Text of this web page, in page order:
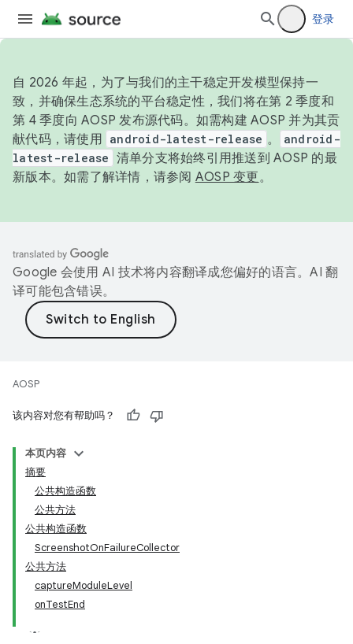
登录
自 2026 年起，为了与我们的主干稳定开发模型保持一
致，并确保生态系统的平台稳定性，我们将在第 2 季度和
第 4 季度向 AOSP 发布源代码。如需构建 AOSP 并为其贡
献代码，请使用 android-latest-release 。
android-
latest-release 清单分支将始终引用推送到 AOSP 的最
新版本。如需了解详情，请参阅 AOSP 变更。
Google 会使用 AI 技术将内容翻译成您偏好的语言。AI 翻
译可能包含错误。
AOSP
该内容对您有帮助吗？
本页内容
摘要
公共构造函数
公共方法
公共构造函数
ScreenshotOnFailureCollector
公共方法
captureModuleLevel
onTestEnd